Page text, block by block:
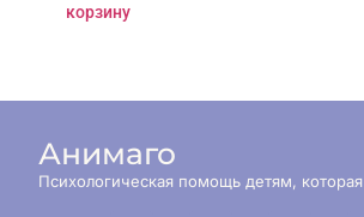
корзину
Анимаго
Психологическая помощь детям,